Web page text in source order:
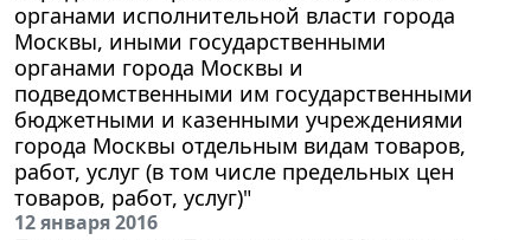
органами исполнительной власти города
Москвы, иными государственными
органами города Москвы и
подведомственными им государственными
бюджетными и казенными учреждениями
города Москвы отдельным видам товаров,
работ, услуг (в том числе предельных цен
товаров, работ, услуг)"
12 января 2016